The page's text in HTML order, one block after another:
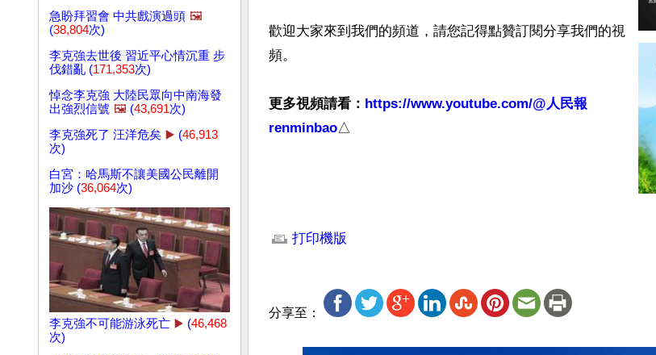
急盼拜習會 中共戲演過頭 🖼️
(38,804次)
李克強去世後 習近平心情沉重 步
伐錯亂 (171,353次)
悼念李克強 大陸民眾向中南海發
出強烈信號 🖼️ (43,691次)
李克強死了 汪洋危矣 ▶️ (46,913
次)
白宮：哈馬斯不讓美國公民離開
加沙 (36,064次)
李克強不可能游泳死亡 ▶️ (46,468
次)
歡迎大家來到我們的頻道，請您記得點贊訂閱分享我們的視
頻。
更多視頻請看： https://www.youtube.com/@人民報
renminbao
打印機版
分享至：